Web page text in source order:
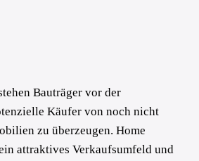
Bauträger vor der
Käufer von noch nicht
zu überzeugen. Home
attraktives Verkaufsumfeld und